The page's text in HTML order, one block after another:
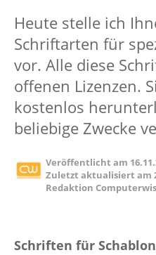
Heute stelle ich
Schriftarten für
vor. Alle diese
offenen Lizenzen.
kostenlos
beliebige Zwecke
Veröffentlicht am
Zuletzt aktualisiert am
Redaktion
Schriften für